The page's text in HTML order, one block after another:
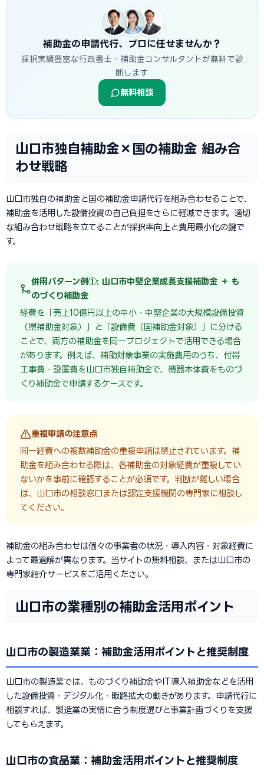
補助金の申請代行、プロに任せませんか？
採択実績豊富な行政書士・補助金コンサルタントが無料で診
断します
無料相談
山口市独自補助金×国の補助金 組み合
わせ戦略
山口市独自の補助金と国の補助金申請代行を組み合わせることで、
補助金を活用した設備投資の自己負担をさらに軽減できます。適切
な組み合わせ戦略を立てることが採択率向上と費用最小化の鍵で
す。
併用パターン例①: 山口市中堅企業成長支援補助金 ＋ も
のづくり補助金
経費を「売上10億円以上の中小・中堅企業の大規模設備投資
（県補助金対象）」と「設備費（国補助金対象）」に分ける
ことで、両方の補助金を同一プロジェクトで活用できる場合
があります。例えば、補助対象事業の実施費用のうち、付帯
工事費・設置費を山口市独自補助金で、機器本体費をものづ
くり補助金で申請するケースです。
重複申請の注意点
同一経費への複数補助金の重複申請は禁止されています。補
助金を組み合わせる際は、各補助金の対象経費が重複してい
ないかを事前に確認することが必須です。判断が難しい場合
は、山口市の相談窓口または認定支援機関の専門家に相談し
てください。
補助金の組み合わせは個々の事業者の状況・導入内容・対象経費に
よって最適解が異なります。当サイトの無料相談、または山口市の
専門家紹介サービスをご活用ください。
山口市の業種別の補助金活用ポイント
山口市の製造業業：補助金活用ポイントと推奨制度
山口市の製造業では、ものづくり補助金やIT導入補助金などを活用
した設備投資・デジタル化・販路拡大の動きがあります。申請代行に
相談すれば、製造業の実情に合う制度選びと事業計画づくりを支援
してもらえます。
山口市の食品業：補助金活用ポイントと推奨制度